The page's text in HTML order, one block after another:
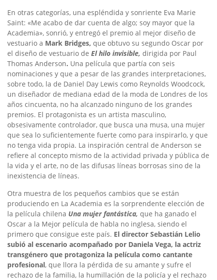
En otras categorías, una espléndida y sonriente Eva Marie
Saint: «Me acabo de dar cuenta de algo; soy mayor que la
Academia», sonrió, y entregó el premio al mejor diseño de
vestuario a Mark Bridges, que obtuvo su segundo Oscar por
el diseño de vestuario de El hilo invisible, dirigida por Paul
Thomas Anderson. Una película que partía con seis
nominaciones y que a pesar de las grandes interpretaciones,
sobre todo, la de Daniel Day Lewis como Reynolds Woodcock,
un diseñador de mediana edad de la moda de Londres de los
años cincuenta, no ha alcanzado ninguno de los grandes
premios. El protagonista es un artista masculino,
obsesivamente controlador, que busca una musa, una mujer
que sea lo suficientemente fuerte como para inspirarlo, y que
no tenga vida propia. La inspiración central de Anderson se
refiere al concepto mismo de la actividad privada y pública de
la vida y el arte, no de las difusas líneas borrosas sino de la
inexistencia de líneas.
Otra muestra de los pequeños cambios que se están
produciendo en La Academia es la sorprendente elección de
la película chilena Una mujer fantástica, que ha ganado el
Oscar a la Mejor película de habla no inglesa, siendo el
primero que consigue este país. El director Sebastián Lelio
subió al escenario acompañado por Daniela Vega, la actriz
transgénero que protagoniza la película como cantante
profesional, que llora la pérdida de su amante y sufre el
rechazo de la familia, la humillación de la policía y el rechazo